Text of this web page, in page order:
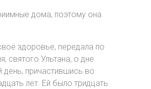
дома, поэтому она
здоровье, передала по
святого Ультана, о дне
причастившись во
лет. Ей было тридцать